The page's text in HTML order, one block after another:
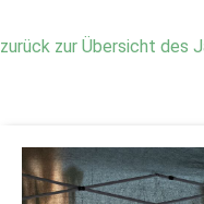
zurück zur Übersicht des